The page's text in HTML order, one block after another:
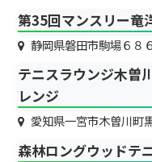
第35回マンスリー竜
静岡県磐田市駒場６８
テニスラウンジ木曽
レンジ
愛知県一宮市木曽川町
森林ロングウッドテ